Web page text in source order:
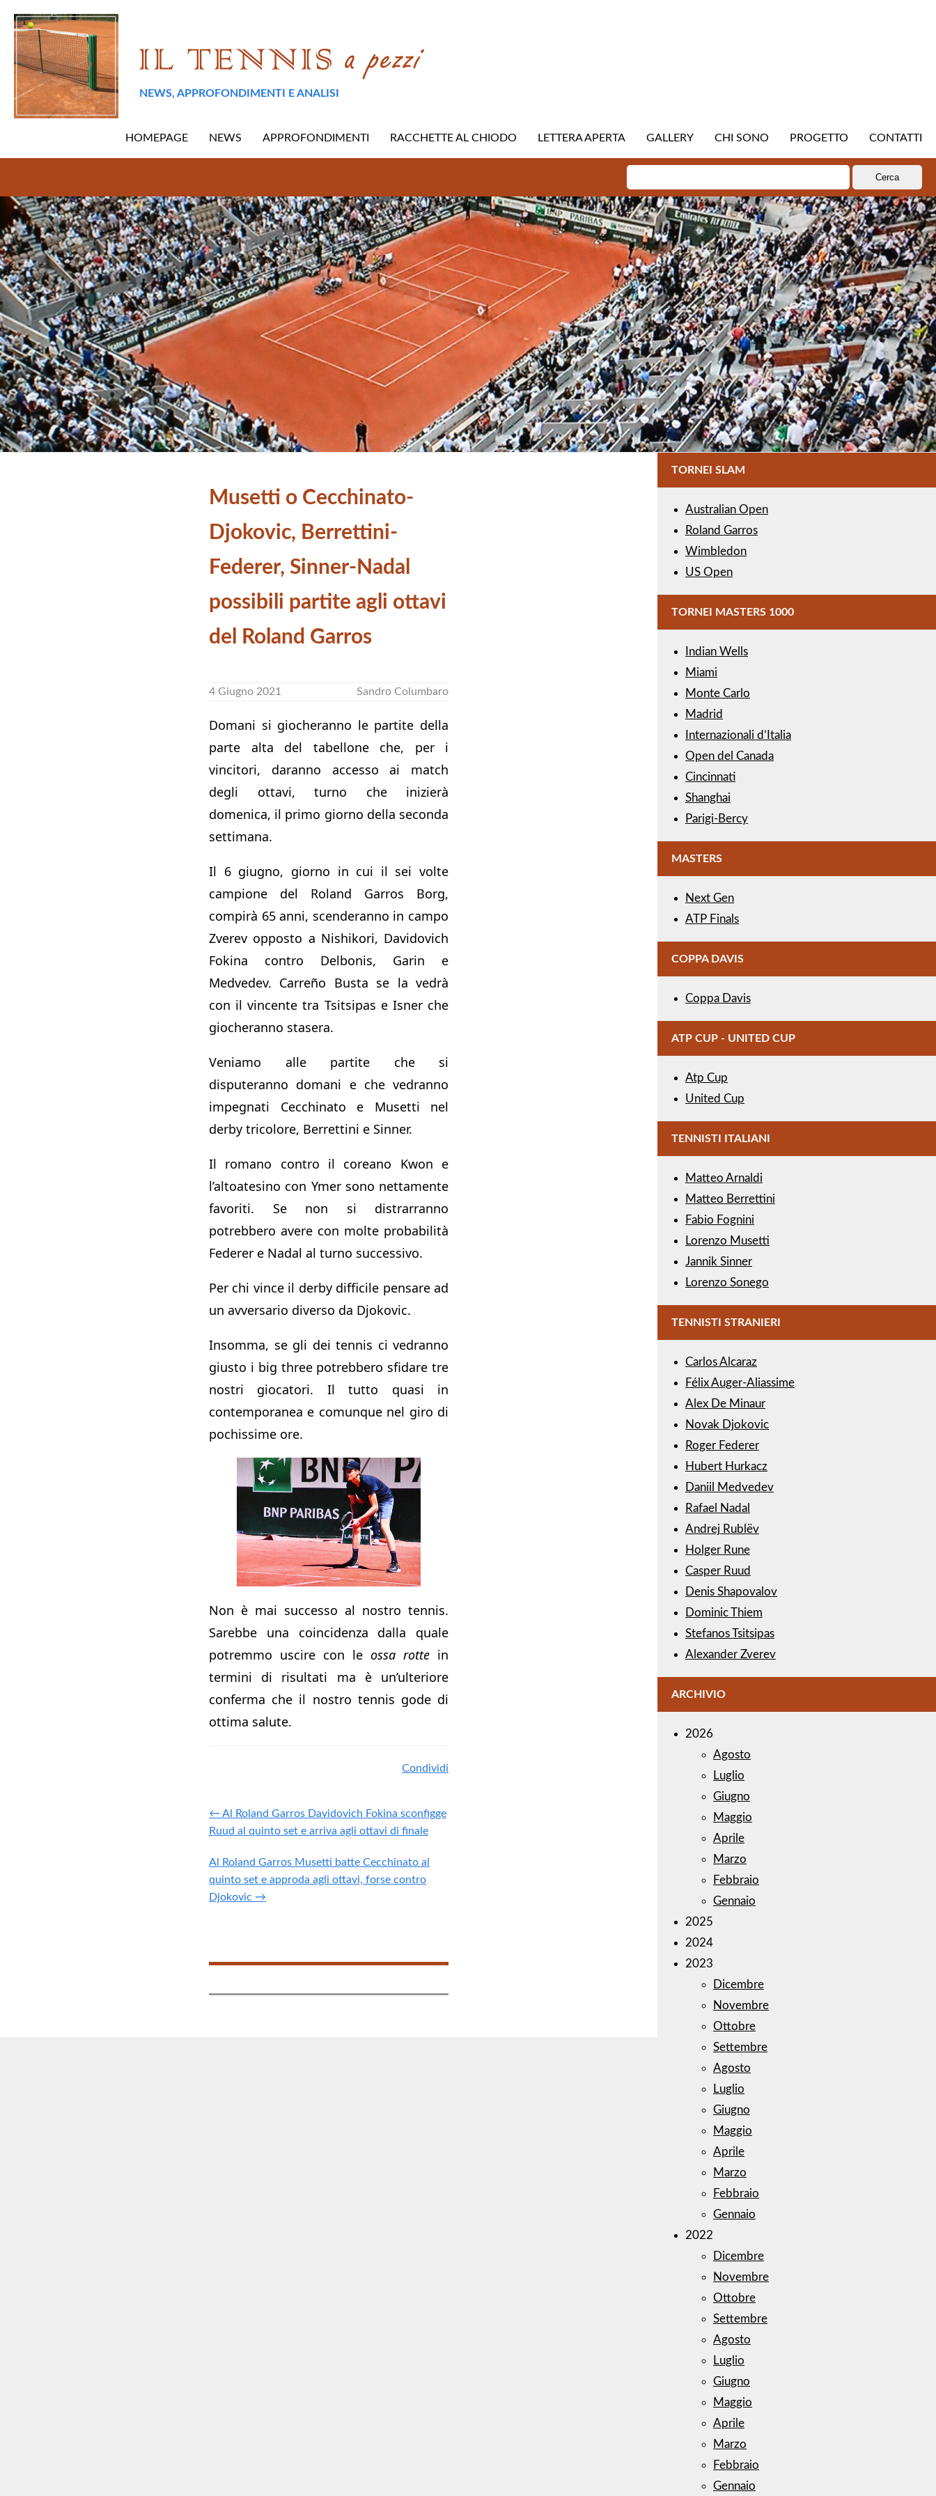
NEWS, APPROFONDIMENTI E ANALISI
HOMEPAGE NEWS APPROFONDIMENTI RACCHETTE AL CHIODO LETTERA APERTA GALLERY CHI SONO PROGETTO CONTATTI
per:
Musetti o Cecchinato-
Djokovic, Berrettini-
Federer, Sinner-Nadal
possibili partite agli ottavi
del Roland Garros
4 Giugno 2021 Sandro Columbaro
Domani si giocheranno le partite della
parte alta del tabellone che, per i
vincitori, daranno accesso ai match
degli ottavi, turno che inizierà
domenica, il primo giorno della seconda
settimana.
Il 6 giugno, giorno in cui il sei volte
campione del Roland Garros Borg,
compirà 65 anni, scenderanno in campo
Zverev opposto a Nishikori, Davidovich
Fokina contro Delbonis, Garin e
Medvedev. Carreño Busta se la vedrà
con il vincente tra Tsitsipas e Isner che
giocheranno stasera.
Veniamo alle partite che si
disputeranno domani e che vedranno
impegnati Cecchinato e Musetti nel
derby tricolore, Berrettini e Sinner.
Il romano contro il coreano Kwon e
l’altoatesino con Ymer sono nettamente
favoriti. Se non si distrarranno
potrebbero avere con molte probabilità
Federer e Nadal al turno successivo.
Per chi vince il derby difficile pensare ad
un avversario diverso da Djokovic.
Insomma, se gli dei tennis ci vedranno
giusto i big three potrebbero sfidare tre
nostri giocatori. Il tutto quasi in
contemporanea e comunque nel giro di
pochissime ore.
Non è mai successo al nostro tennis.
Sarebbe una coincidenza dalla quale
potremmo uscire con le ossa rotte in
termini di risultati ma è un’ulteriore
conferma che il nostro tennis gode di
ottima salute.
Condividi
← Al Roland Garros Davidovich Fokina sconfigge
Ruud al quinto set e arriva agli ottavi di finale
Al Roland Garros Musetti batte Cecchinato al
quinto set e approda agli ottavi, forse contro
Djokovic →
TORNEI SLAM
Australian Open
Roland Garros
Wimbledon
US Open
TORNEI MASTERS 1000
Indian Wells
Miami
Monte Carlo
Madrid
Internazionali d’Italia
Open del Canada
Cincinnati
Shanghai
Parigi-Bercy
MASTERS
Next Gen
ATP Finals
COPPA DAVIS
Coppa Davis
ATP CUP - UNITED CUP
Atp Cup
United Cup
TENNISTI ITALIANI
Matteo Arnaldi
Matteo Berrettini
Fabio Fognini
Lorenzo Musetti
Jannik Sinner
Lorenzo Sonego
TENNISTI STRANIERI
Carlos Alcaraz
Félix Auger-Aliassime
Alex De Minaur
Novak Djokovic
Roger Federer
Hubert Hurkacz
Daniil Medvedev
Rafael Nadal
Andrej Rublëv
Holger Rune
Casper Ruud
Denis Shapovalov
Dominic Thiem
Stefanos Tsitsipas
Alexander Zverev
ARCHIVIO
2026
Agosto
Luglio
Giugno
Maggio
Aprile
Marzo
Febbraio
Gennaio
2025
2024
2023
Dicembre
Novembre
Ottobre
Settembre
Agosto
Luglio
Giugno
Maggio
Aprile
Marzo
Febbraio
Gennaio
2022
Dicembre
Novembre
Ottobre
Settembre
Agosto
Luglio
Giugno
Maggio
Aprile
Marzo
Febbraio
Gennaio